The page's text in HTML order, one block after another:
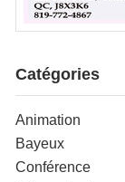
Catégories
Animation
Bayeux
Conférence